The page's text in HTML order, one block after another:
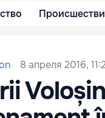
8 апреля 2016,